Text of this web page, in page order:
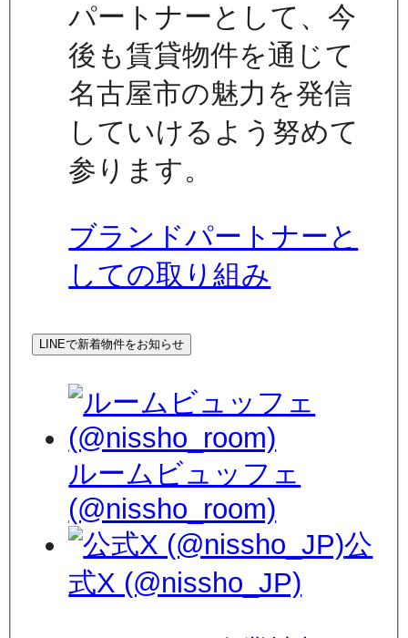
パートナーとして、今
後も賃貸物件を通じて
名古屋市の魅力を発信
していけるよう努めて
参ります。
ブランドパートナーと
しての取り組み
LINEで新着物件をお知らせ
ルームビュッフェ
(@nissho_room)
公
式X (@nissho_JP)